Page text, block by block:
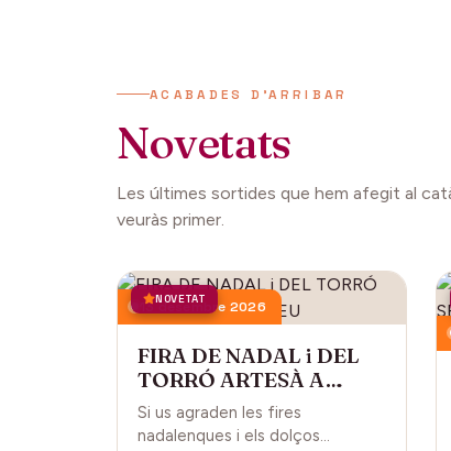
ACABADES D'ARRIBAR
Novetats
Les últimes sortides que hem afegit al
veuràs primer.
NOVETAT
13 desembre 2026
FIRA DE NADAL i DEL
TORRÓ ARTESÀ A
CARDEDEU
Si us agraden les fires
nadalenques i els dolços